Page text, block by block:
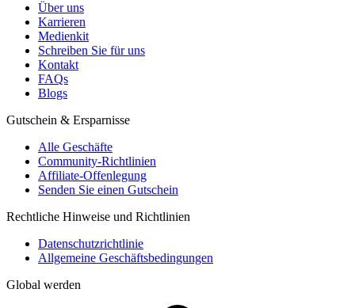
Über uns
Karrieren
Medienkit
Schreiben Sie für uns
Kontakt
FAQs
Blogs
Gutschein & Ersparnisse
Alle Geschäfte
Community-Richtlinien
Affiliate-Offenlegung
Senden Sie einen Gutschein
Rechtliche Hinweise und Richtlinien
Datenschutzrichtlinie
Allgemeine Geschäftsbedingungen
Global werden